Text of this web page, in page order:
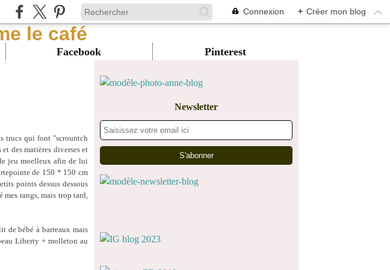
Connexion + Créer mon blog
Facebook Pinterest
trucs qui font "scrountch
des matières diverses et
jeu moelleux afin de lui
de 150 * 150 cm
points dessus dessous
rangs, mais trop tard,
de bébé à barreaux mais
Liberty + molleton au
Newsletter